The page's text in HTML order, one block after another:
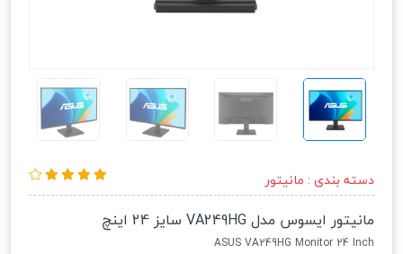
دسته بندی : مانیتور
مانیتور ایسوس مدل VA249HG سایز 24 اینچ
ASUS VA249HG Monitor 24 Inch